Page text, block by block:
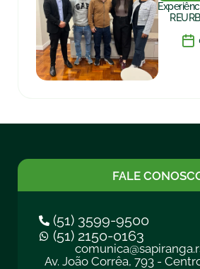
FALE
(51) 3599-9500
(51) 2150-0163
Av. João Corrêa, 793 -